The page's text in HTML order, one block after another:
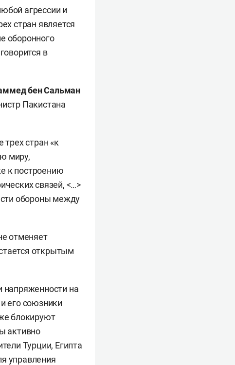
агрессии и
стран является
оборонного
в
бен Сальман
Пакистана
стран «к
миру,
к построению
связей, <…>
обороны между
отменяет
открытым
напряженности на
его союзники
блокируют
активно
Турции, Египта
управления